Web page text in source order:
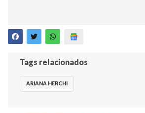
Tags relacionados
ARIANA HERCHI